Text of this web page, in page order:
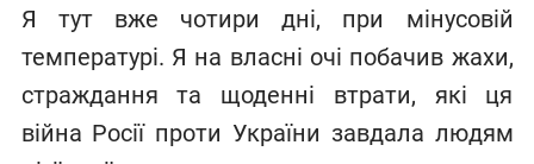
Я тут вже чотири дні, при мінусовій
температурі. Я на власні очі побачив жахи,
страждання та щоденні втрати, які ця
війна Росії проти України завдала людям